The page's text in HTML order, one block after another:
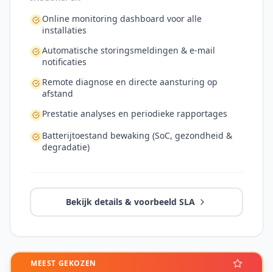
Online monitoring dashboard voor alle
installaties
Automatische storingsmeldingen & e-mail
notificaties
Remote diagnose en directe aansturing op
afstand
Prestatie analyses en periodieke rapportages
Batterijtoestand bewaking (SoC, gezondheid &
degradatie)
Bekijk details & voorbeeld SLA
MEEST GEKOZEN